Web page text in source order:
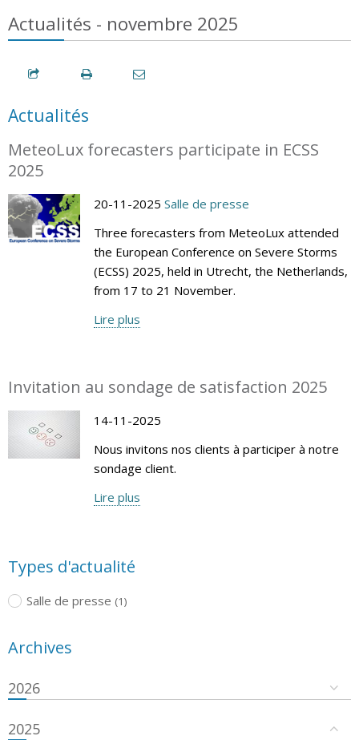
Actualités - novembre 2025
Actualités
MeteoLux forecasters participate in ECSS
2025
20-11-2025 Salle de presse
Three forecasters from MeteoLux attended
the European Conference on Severe Storms
(ECSS) 2025, held in Utrecht, the Netherlands,
from 17 to 21 November.
Lire plus
Invitation au sondage de satisfaction 2025
14-11-2025
Nous invitons nos clients à participer à notre
sondage client.
Lire plus
Types d'actualité
Salle de presse (1)
Archives
2026
2025